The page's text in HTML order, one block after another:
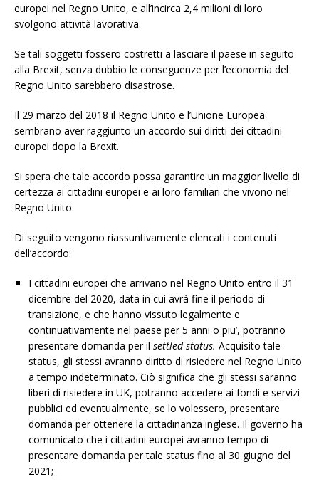
europei nel Regno Unito, e all’incirca 2,4 milioni di loro
svolgono attività lavorativa.
Se tali soggetti fossero costretti a lasciare il paese in seguito
alla Brexit, senza dubbio le conseguenze per l’economia del
Regno Unito sarebbero disastrose.
Il 29 marzo del 2018 il Regno Unito e l’Unione Europea
sembrano aver raggiunto un accordo sui diritti dei cittadini
europei dopo la Brexit.
Si spera che tale accordo possa garantire un maggior livello di
certezza ai cittadini europei e ai loro familiari che vivono nel
Regno Unito.
Di seguito vengono riassuntivamente elencati i contenuti
dell’accordo:
I cittadini europei che arrivano nel Regno Unito entro il 31
dicembre del 2020, data in cui avrà fine il periodo di
transizione, e che hanno vissuto legalmente e
continuativamente nel paese per 5 anni o piu’, potranno
presentare domanda per il settled status. Acquisito tale
status, gli stessi avranno diritto di risiedere nel Regno Unito
a tempo indeterminato. Ciò significa che gli stessi saranno
liberi di risiedere in UK, potranno accedere ai fondi e servizi
pubblici ed eventualmente, se lo volessero, presentare
domanda per ottenere la cittadinanza inglese. Il governo ha
comunicato che i cittadini europei avranno tempo di
presentare domanda per tale status fino al 30 giugno del
2021;